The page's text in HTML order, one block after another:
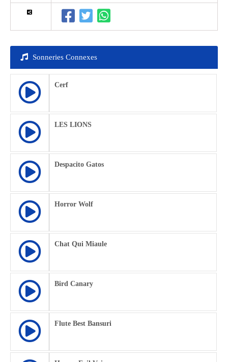
Sonneries Connexes
Cerf
LES LIONS
Despacito Gatos
Horror Wolf
Chat Qui Miaule
Bird Canary
Flute Best Bansuri